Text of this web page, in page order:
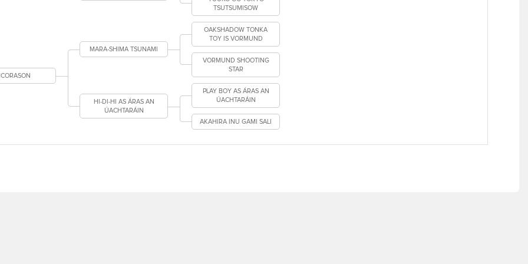
TSUTSUMISOW
MARA-SHIMA TSUNAMI
OAKSHADOW TONKA
TOY IS VORMUND
VORMUND SHOOTING
STAR
HI-DI-HI AS ÁRAS AN
ÚACHTARÁIN
PLAY BOY AS ÁRAS AN
ÚACHTARÁIN
AKAHIRA INU GAMI SALI